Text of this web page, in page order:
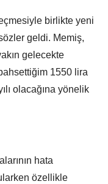
birlikte yeni
geldi. Memiş,
gelecekte
1550 lira
olacağına yönelik
hata
özellikle